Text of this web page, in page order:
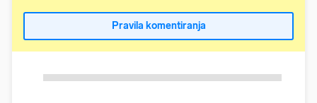
Pravila komentiranja